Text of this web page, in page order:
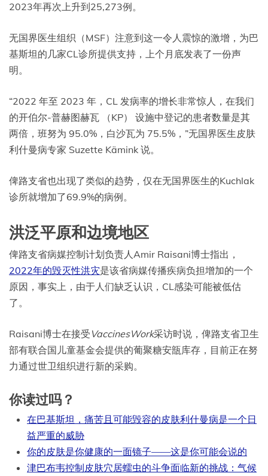
2023年再次上升到25,273例。
无国界医生组织（MSF）注意到这一令人震惊的激增，为巴
基斯坦的几家CL诊所提供支持，上个月底发表了一份声
明。
“2022 年至 2023 年，CL 发病率的增长非常惊人，在我们
的开伯尔-普赫图赫瓦 （KP） 设施中登记的患者数量是其
两倍，班努为 95.0%，白沙瓦为 75.5%，”无国界医生皮肤
利什曼病专家 Suzette Kämink 说。
俾路支省也出现了类似的趋势，仅在无国界医生的Kuchlak
诊所就增加了69.9%的病例。
洪泛平原和边境地区
俾路支省病媒控制计划负责人Amir Raisani博士指出，
2022年的毁灭性洪灾是该省病媒传播疾病负担增加的一个
原因，事实上，由于人们缺乏认识，CL感染可能被低估
了。
Raisani博士在接受 VaccinesWork采访时说，俾路支省卫生
部有联合国儿童基金会提供的葡聚糖安瓿库存，目前正在努
力通过世卫组织进行新的采购。
你读过吗？
在巴基斯坦，痛苦且可能毁容的皮肤利什曼病是一个日
益严重的威胁
你的皮肤是你健康的一面镜子——这是你可能会说的
津巴布韦控制皮肤穴居蠕虫的斗争面临新的挑战：气候